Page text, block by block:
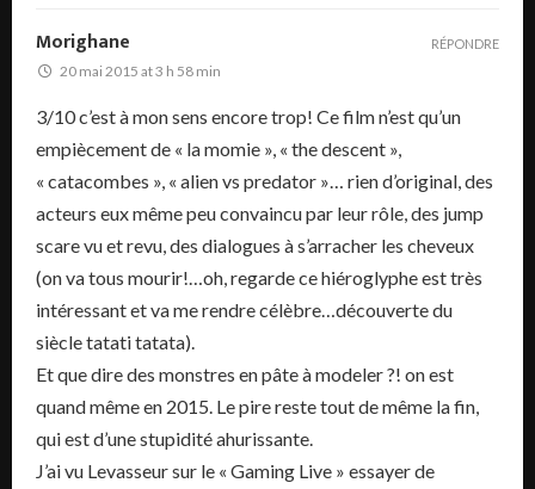
Morighane
20 mai 2015 at 3 h 58 min
3/10 c’est à mon sens encore trop! Ce film n’est qu’un
empiècement de « la momie », « the descent »,
« catacombes », « alien vs predator »… rien d’original, des
acteurs eux même peu convaincu par leur rôle, des jump
scare vu et revu, des dialogues à s’arracher les cheveux
(on va tous mourir!…oh, regarde ce hiéroglyphe est très
intéressant et va me rendre célèbre…découverte du
siècle tatati tatata).
Et que dire des monstres en pâte à modeler ?! on est
quand même en 2015. Le pire reste tout de même la fin,
qui est d’une stupidité ahurissante.
J’ai vu Levasseur sur le « Gaming Live » essayer de
RÉPONDRE